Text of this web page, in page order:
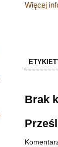
Więcej
Brak